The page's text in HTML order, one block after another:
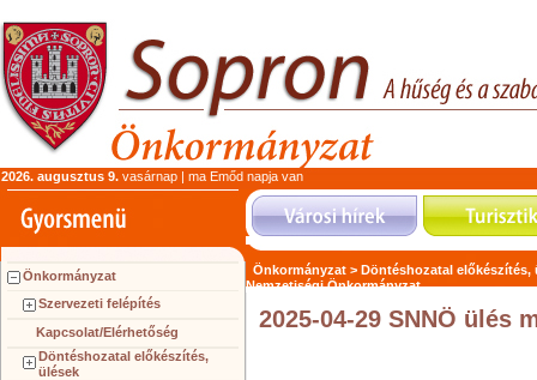
2026. augusztus 9. vasárnap | ma Emőd napja van
Önkormányzat
Szervezeti felépítés
Kapcsolat/Elérhetőség
Döntéshozatal előkészítés,
ülések
Önkormányzat > Döntéshozatal előkészítés,
Nemzetiségi Önkormányzat
2025-04-29 SNNÖ ülés